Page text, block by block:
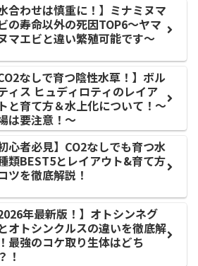
水合わせは慎重に！】ミナミヌマ
の寿命以外の死因TOP6〜ヤマ
マエビと違い繁殖可能です〜
CO2なしで育つ陰性水草！】ボル
ィス ヒュディロティのレイア
と育て方＆水上化について！〜
は要注意！〜
初心者必見】CO2なしでも育つ水
類BEST5とレイアウト&育て方
ツを徹底解説！
2026年最新版！】オトシンネグ
オトシンクルスの違いを徹底解
最強のコケ取り生体はどち
！